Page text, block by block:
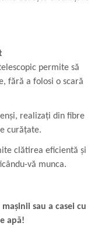
permite să
fără a folosi o scară
realizați din fibre
curățate.
clătirea eficientă și
vă munca.
sau a casei cu
apă!